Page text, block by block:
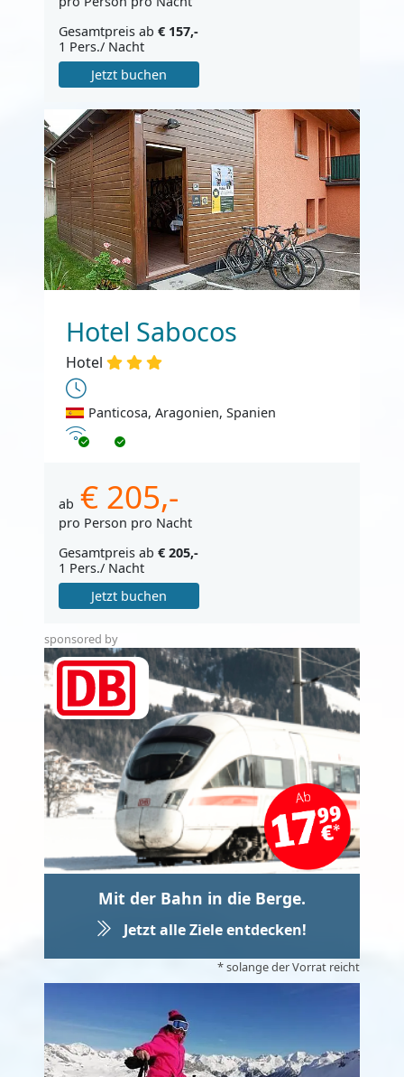
Gesamtpreis ab € 157,-
1 Pers./ Nacht
Jetzt buchen
Hotel Sabocos
Hotel
Panticosa, Aragonien, Spanien
Internet
ab € 205,-
pro Person pro Nacht
Gesamtpreis ab € 205,-
1 Pers./ Nacht
Jetzt buchen
sponsored by
Mit der Bahn in die Berge.
Jetzt alle Ziele entdecken!
* solange der Vorrat reicht